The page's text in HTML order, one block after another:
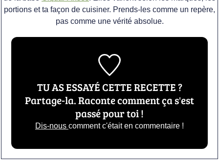
portions et ta façon de cuisiner. Prends-les comme un repère,
pas comme une vérité absolue.
TU AS ESSAYÉ CETTE RECETTE ?
Partage-la. Raconte comment ça s'est
passé pour toi !
Dis-nous comment c'était en commentaire !